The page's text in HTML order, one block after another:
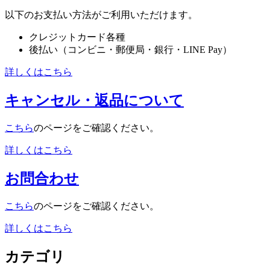
以下のお支払い方法がご利用いただけます。
クレジットカード各種
後払い（コンビニ・郵便局・銀行・LINE Pay）
詳しくはこちら
キャンセル・返品について
こちらのページをご確認ください。
詳しくはこちら
お問合わせ
こちらのページをご確認ください。
詳しくはこちら
カテゴリ